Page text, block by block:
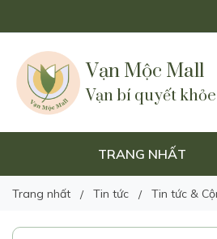
Vạn Mộc Mall
Vạn bí quyết
TRANG NHẤT
Trang nhất Tin tức Tin tức &